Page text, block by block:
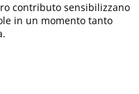
contributo sensibilizzano
in un momento tanto